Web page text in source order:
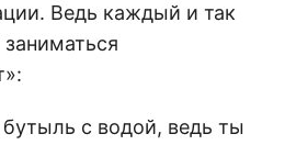
Ведь каждый и так
бутыль с водой, ведь ты